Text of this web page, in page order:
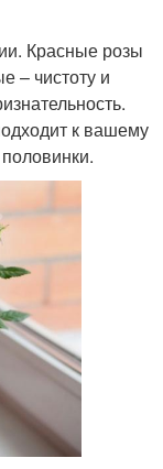
Красные розы
– чистоту и
к вашему